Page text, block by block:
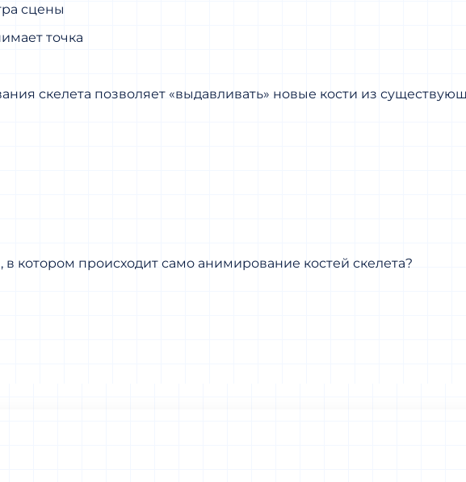
сцены
точка
скелета позволяет «выдавливать» новые кости из
котором происходит само анимирование костей скелета?